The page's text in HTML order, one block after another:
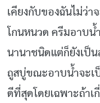
เคียงกับของฉันไม่ว่า
โกนหนวด ครีมอาบ
นานาชนิดแต่ก็ยังเป็น
ถูสบู่ขณะอาบน้ำจะเ
ดีที่สุดโดยเฉพาะถ้า